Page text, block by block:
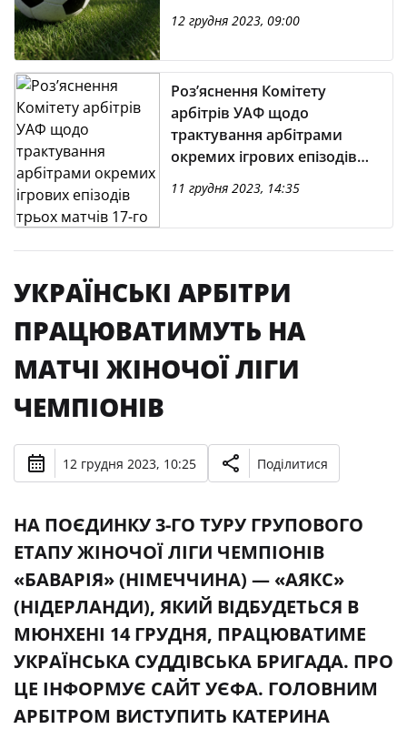
(станом на 6:00 12.12.2023)
12 грудня 2023, 09:00
Роз’яснення Комітету
арбітрів УАФ щодо
трактування арбітрами
окремих ігрових епізодів
трьох матчів 17-го туру Vbet
Ліги-2023/2024
11 грудня 2023, 14:35
УКРАЇНСЬКІ АРБІТРИ
ПРАЦЮВАТИМУТЬ НА
МАТЧІ ЖІНОЧОЇ ЛІГИ
ЧЕМПІОНІВ
12 грудня 2023, 10:25 Поділитися
НА ПОЄДИНКУ 3-ГО ТУРУ ГРУПОВОГО
ЕТАПУ ЖІНОЧОЇ ЛІГИ ЧЕМПІОНІВ
«БАВАРІЯ» (НІМЕЧЧИНА) — «АЯКС»
(НІДЕРЛАНДИ), ЯКИЙ ВІДБУДЕТЬСЯ В
МЮНХЕНІ 14 ГРУДНЯ, ПРАЦЮВАТИМЕ
УКРАЇНСЬКА СУДДІВСЬКА БРИГАДА. ПРО
ЦЕ ІНФОРМУЄ САЙТ УЄФА. ГОЛОВНИМ
АРБІТРОМ ВИСТУПИТЬ КАТЕРИНА